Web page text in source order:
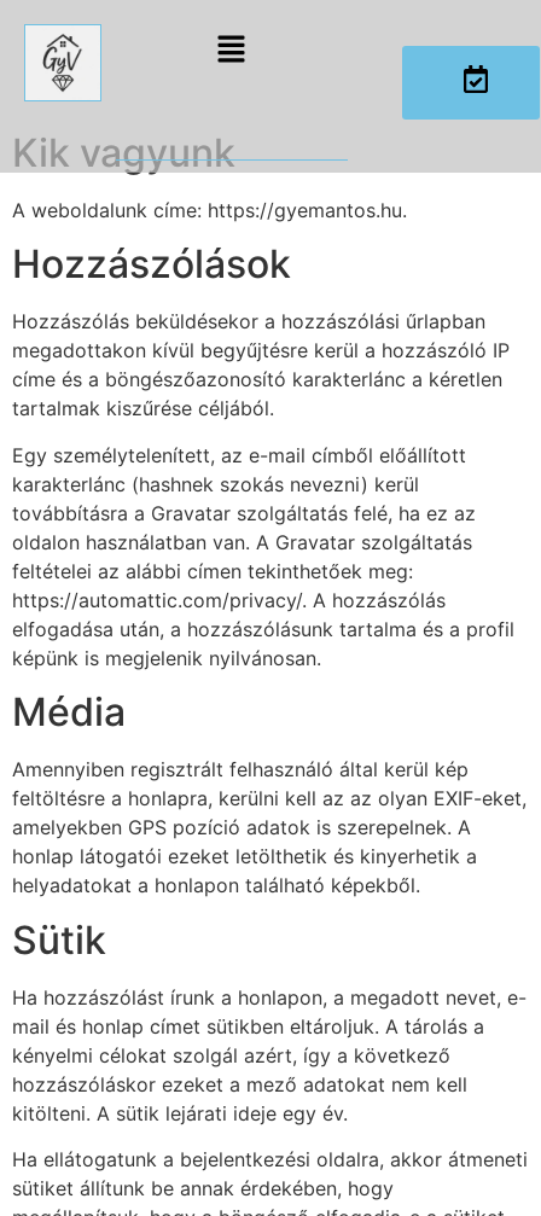
Kik vagyunk
A weboldalunk címe: https://gyemantos.hu.
Hozzászólások
Hozzászólás beküldésekor a hozzászólási űrlapban
megadottakon kívül begyűjtésre kerül a hozzászóló IP
címe és a böngészőazonosító karakterlánc a kéretlen
tartalmak kiszűrése céljából.
Egy személytelenített, az e-mail címből előállított
karakterlánc (hashnek szokás nevezni) kerül
továbbításra a Gravatar szolgáltatás felé, ha ez az
oldalon használatban van. A Gravatar szolgáltatás
feltételei az alábbi címen tekinthetőek meg:
https://automattic.com/privacy/. A hozzászólás
elfogadása után, a hozzászólásunk tartalma és a profil
képünk is megjelenik nyilvánosan.
Média
Amennyiben regisztrált felhasználó által kerül kép
feltöltésre a honlapra, kerülni kell az az olyan EXIF-eket,
amelyekben GPS pozíció adatok is szerepelnek. A
honlap látogatói ezeket letölthetik és kinyerhetik a
helyadatokat a honlapon található képekből.
Sütik
Ha hozzászólást írunk a honlapon, a megadott nevet, e-
mail és honlap címet sütikben eltároljuk. A tárolás a
kényelmi célokat szolgál azért, így a következő
hozzászóláskor ezeket a mező adatokat nem kell
kitölteni. A sütik lejárati ideje egy év.
Ha ellátogatunk a bejelentkezési oldalra, akkor átmeneti
sütiket állítunk be annak érdekében, hogy